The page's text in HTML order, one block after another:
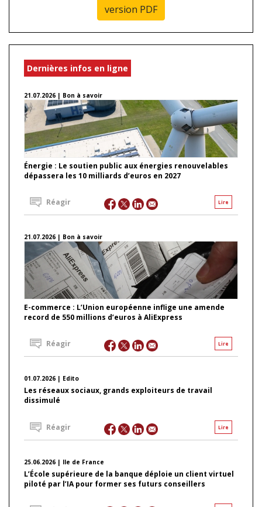
version PDF
Dernières infos en ligne
21.07.2026 | Bon à savoir
Énergie : Le soutien public aux énergies renouvelables
dépassera les 10 milliards d’euros en 2027
Lire
Réagir
21.07.2026 | Bon à savoir
E-commerce : L’Union européenne inflige une amende
record de 550 millions d’euros à AliExpress
Lire
Réagir
01.07.2026 | Edito
Les réseaux sociaux, grands exploiteurs de travail
dissimulé
Lire
Réagir
25.06.2026 | Ile de France
L’École supérieure de la banque déploie un client virtuel
piloté par l’IA pour former ses futurs conseillers